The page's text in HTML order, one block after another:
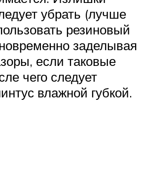
убрать (лучше
резиновый
заделывая
если таковые
чего следует
влажной губкой.